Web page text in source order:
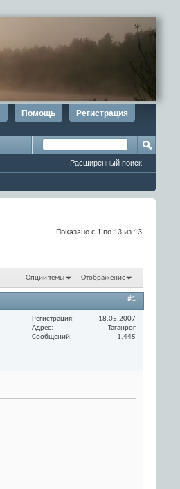
Регистрация
Помощь
Расширенный поиск
Показано с 1 по 13 из 13
Опции темы Отображение
#1
Регистрация
18.05.2007
Адрес
Таганрог
Сообщений
1,445